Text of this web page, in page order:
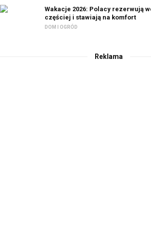
Wakacje 2026: Polacy rezerwują
częściej i stawiają na komfort
DOM I OGRÓD
Reklama